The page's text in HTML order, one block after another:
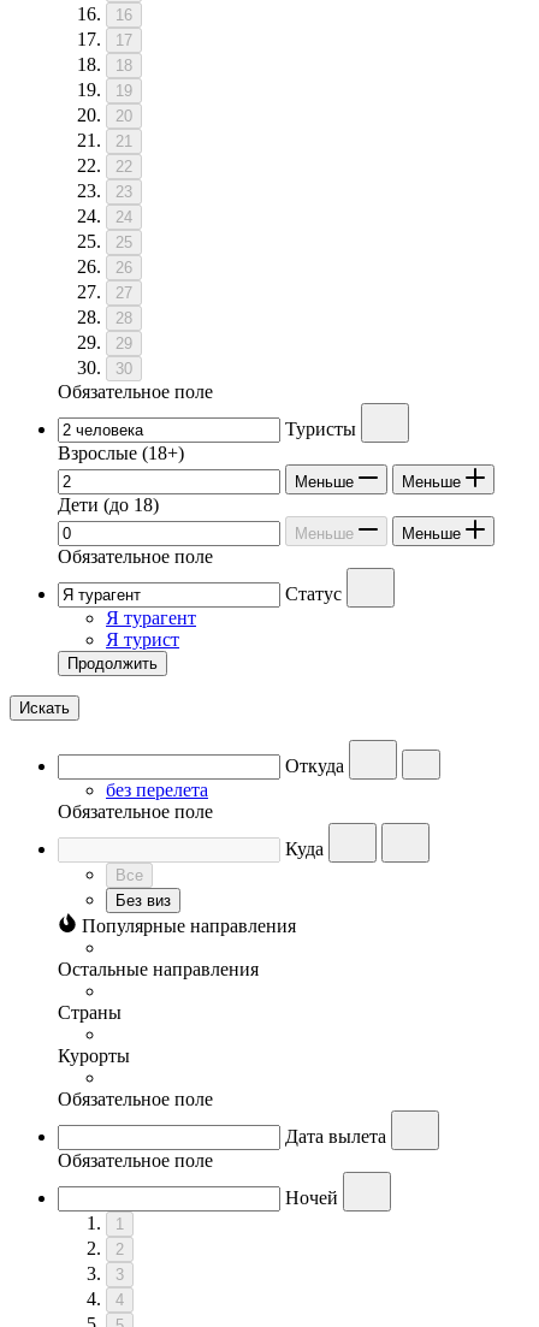
16
17
18
19
20
21
22
23
24
25
26
27
28
29
30
Обязательное поле
Туристы
Взрослые (18+)
Меньше Меньше
Дети (до 18)
Меньше Меньше
Обязательное поле
Статус
Я турагент
Я турист
Продолжить
Искать
Откуда
без перелета
Обязательное поле
Куда
Все
Без виз
Популярные направления
Остальные направления
Страны
Курорты
Обязательное поле
Дата вылета
Обязательное поле
Ночей
1
2
3
4